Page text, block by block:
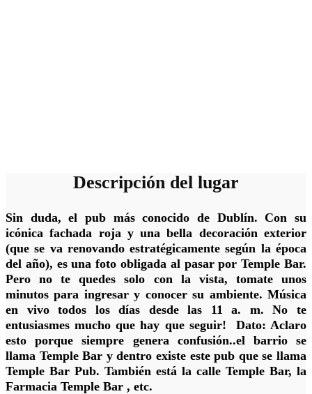
Descripción del lugar
Sin duda, el pub más conocido de Dublín. Con su
icónica fachada roja y una bella decoración exterior
(que se va renovando estratégicamente según la época
del año), es una foto obligada al pasar por Temple Bar.
Pero no te quedes solo con la vista, tomate unos
minutos para ingresar y conocer su ambiente. Música
en vivo todos los días desde las 11 a. m. No te
entusiasmes mucho que hay que seguir! Dato: Aclaro
esto porque siempre genera confusión..el barrio se
llama Temple Bar y dentro existe este pub que se llama
Temple Bar Pub. También está la calle Temple Bar, la
Farmacia Temple Bar , etc.